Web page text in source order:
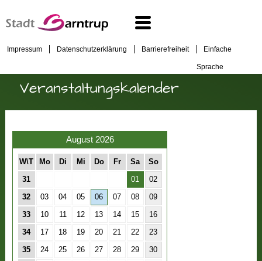
Impressum Datenschutzerklärung Barrierefreiheit Einfache
Sprache
Veranstaltungskalender
August 2026
W\T Mo Di Mi Do Fr Sa So
31 01 02
32 03 04 05 06 07 08 09
33 10 11 12 13 14 15 16
34 17 18 19 20 21 22 23
35 24 25 26 27 28 29 30